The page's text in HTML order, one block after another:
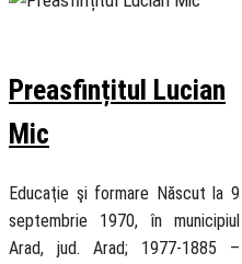
Preasfințitul Lucian
Mic
Educaţie şi formare Născut la 9
septembrie 1970, în municipiul
Arad, jud. Arad; 1977-1885 –